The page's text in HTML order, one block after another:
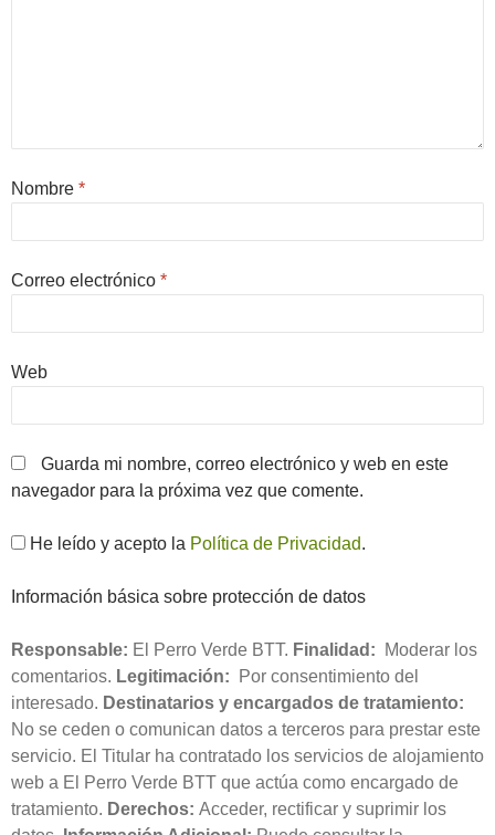
Nombre *
Correo electrónico *
Web
Guarda mi nombre, correo electrónico y web en este
navegador para la próxima vez que comente.
He leído y acepto la Política de Privacidad.
Información básica sobre protección de datos
Responsable: El Perro Verde BTT. Finalidad: Moderar los
comentarios. Legitimación: Por consentimiento del
interesado. Destinatarios y encargados de tratamiento:
No se ceden o comunican datos a terceros para prestar este
servicio. El Titular ha contratado los servicios de alojamiento
web a El Perro Verde BTT que actúa como encargado de
tratamiento. Derechos: Acceder, rectificar y suprimir los